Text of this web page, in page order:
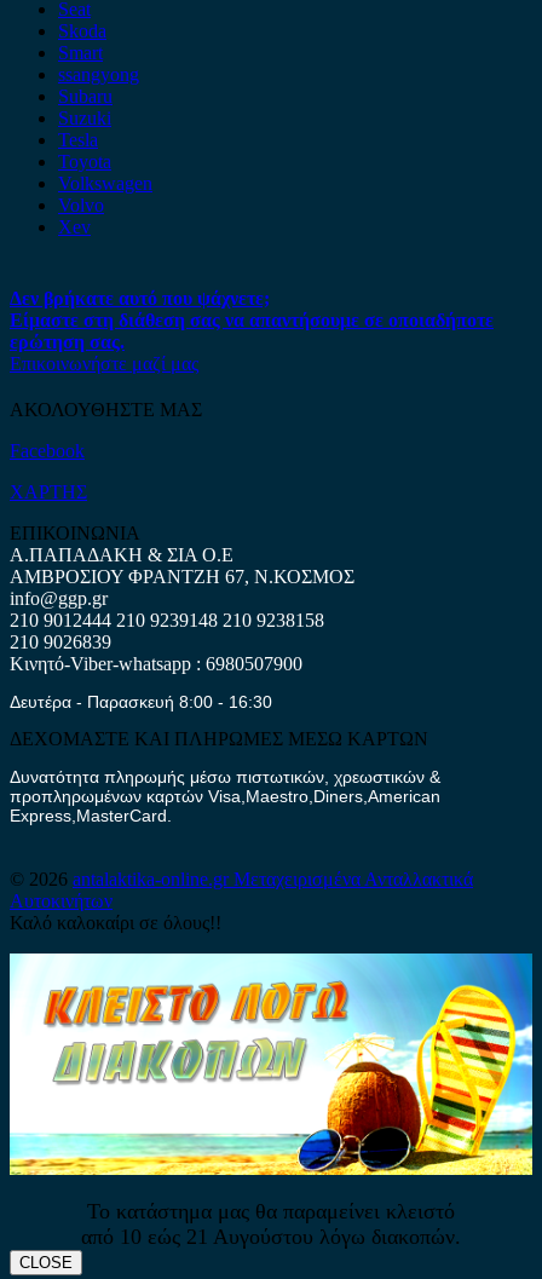
Seat
Skoda
Smart
ssangyong
Subaru
Suzuki
Tesla
Toyota
Volkswagen
Volvo
Xev
Δεν βρήκατε αυτό που ψάχνετε;
Είμαστε στη διάθεση σας να απαντήσουμε σε οποιαδήποτε
ερώτηση σας.
Επικοινωνήστε μαζί μας
ΑΚΟΛΟΥΘΗΣΤΕ ΜΑΣ
Facebook
ΧΑΡΤΗΣ
ΕΠΙΚΟΙΝΩΝΙΑ
Α.ΠΑΠΑΔΑΚΗ & ΣΙΑ Ο.Ε
ΑΜΒΡΟΣΙΟΥ ΦΡΑΝΤΖΗ 67, Ν.ΚΟΣΜΟΣ
info@ggp.gr
210 9012444 210 9239148 210 9238158
210 9026839
Κινητό-Viber-whatsapp : 6980507900
Δευτέρα - Παρασκευή 8:00 - 16:30
ΔΕΧΟΜΑΣΤΕ ΚΑΙ ΠΛΗΡΩΜΕΣ ΜΕΣΩ ΚΑΡΤΩΝ
Δυνατότητα πληρωμής μέσω πιστωτικών, χρεωστικών &
προπληρωμένων καρτών Visa,Maestro,Diners,American
Express,MasterCard.
© 2026 antalaktika-online.grΜεταχειρισμένα Ανταλλακτικά
Αυτοκινήτων
Καλό καλοκαίρι σε όλους!!
Το κατάστημα μας θα παραμείνει κλειστό
από 10 εώς 21 Αυγούστου λόγω διακοπών.
CLOSE